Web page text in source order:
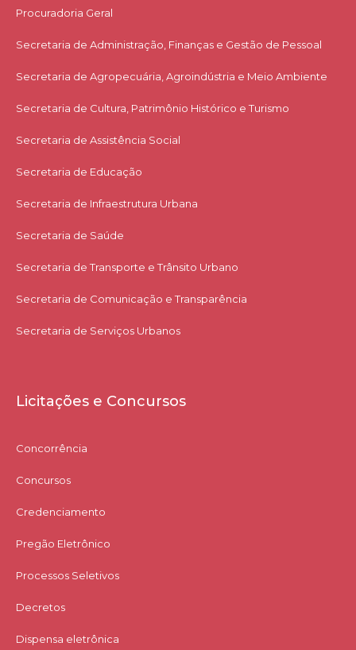
Procuradoria Geral
Secretaria de Administração, Finanças e Gestão de Pessoal
Secretaria de Agropecuária, Agroindústria e Meio Ambiente
Secretaria de Cultura, Patrimônio Histórico e Turismo
Secretaria de Assistência Social
Secretaria de Educação
Secretaria de Infraestrutura Urbana
Secretaria de Saúde
Secretaria de Transporte e Trânsito Urbano
Secretaria de Comunicação e Transparência
Secretaria de Serviços Urbanos
Licitações e Concursos
Concorrência
Concursos
Credenciamento
Pregão Eletrônico
Processos Seletivos
Decretos
Dispensa eletrônica